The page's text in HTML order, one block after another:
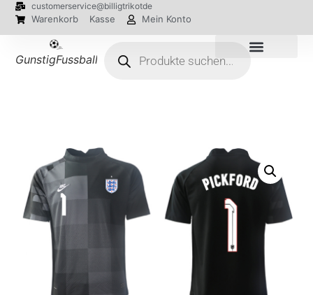
customerservice@billigtrikotde
Warenkorb Kasse Mein Konto
GunstigFussballTrikot